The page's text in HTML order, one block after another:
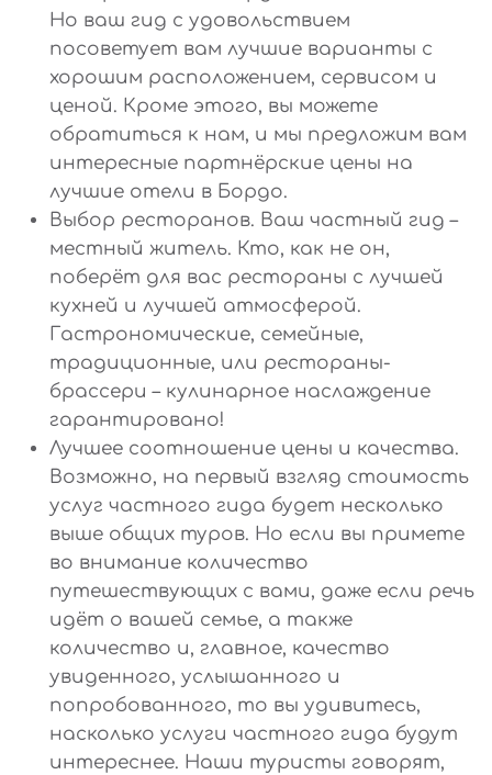
Но ваш гид с удовольствием
посоветует вам лучшие варианты с
хорошим расположением, сервисом и
ценой. Кроме этого, вы можете
обратиться к нам, и мы предложим вам
интересные партнёрские цены на
лучшие отели в Бордо.
Выбор ресторанов. Ваш частный гид –
местный житель. Кто, как не он,
поберёт для вас рестораны с лучшей
кухней и лучшей атмосферой.
Гастрономические, семейные,
традиционные, или рестораны-
брассери – кулинарное наслаждение
гарантировано!
Лучшее соотношение цены и качества.
Возможно, на первый взгляд стоимость
услуг частного гида будет несколько
выше общих туров. Но если вы примете
во внимание количество
путешествующих с вами, даже если речь
идёт о вашей семье, а также
количество и, главное, качество
увиденного, услышанного и
попробованного, то вы удивитесь,
насколько услуги частного гида будут
интереснее. Наши туристы говорят,